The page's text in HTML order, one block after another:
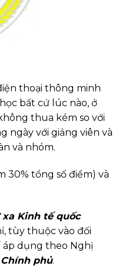
thoại thông minh
bất cứ lúc nào, ở
thua kém so với
ngày với giảng viên và
và nhóm.
30% tổng số điểm) và
Kinh tế quốc
tùy thuộc vào đối
áp dụng theo Nghị
phủ.